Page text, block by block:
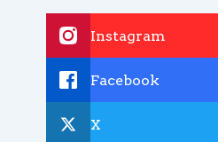
Instagram
Facebook
X